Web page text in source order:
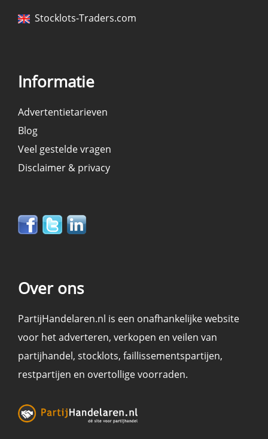
Stocklots-Traders.com
Informatie
Advertentietarieven
Blog
Veel gestelde vragen
Disclaimer & privacy
Over ons
PartijHandelaren.nl is een onafhankelijke website
voor het adverteren, verkopen en veilen van
partijhandel, stocklots, faillissementspartijen,
restpartijen en overtollige voorraden.